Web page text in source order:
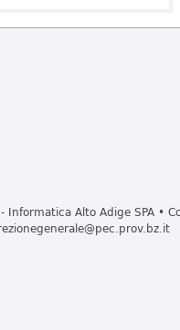
Alto Adige SPA •